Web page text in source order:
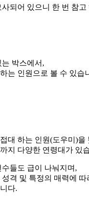
되어 있으니 한 번 참
박스에서,
는 인원으로 볼 수 있습
대 하는 인원(도우미)을
지 다양한 연령대가 있
들도 급이 나눠지며,
격 및 특정의 매력에 따
다.